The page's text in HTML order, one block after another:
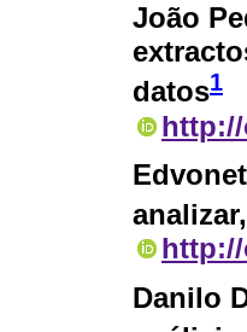
João
datos1
http://
http://
Danilo